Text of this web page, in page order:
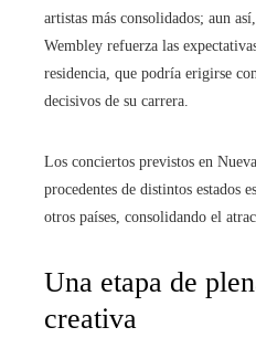
artistas más consolidados; aun
Wembley refuerza las
residencia, que podría erigirse
decisivos de su carrera.
Los conciertos previstos en
procedentes de distintos estados
otros países, consolidando el
Una etapa de
creativa